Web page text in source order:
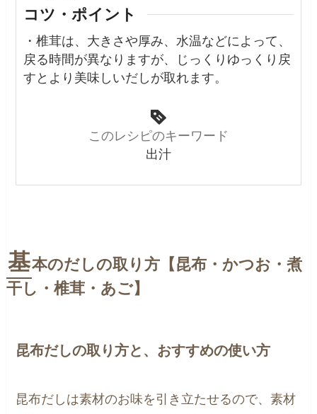
コツ・ポイント
・椎茸は、大きさや厚み、水温などによって、
戻る時間が異なりますが、じっくりゆっくり戻
すとより美味しいだしが取れます。
このレシピのキーワード
出汁
基本のだしの取り方【昆布・かつお・煮
干し・椎茸・あご】
昆布だしの取り方と、おすすめの使い方
昆布だしは素材のお味を引き立たせるので、素材